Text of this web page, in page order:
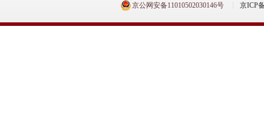
京公网安备11010502030146号
京ICP